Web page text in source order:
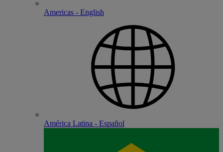
Americas - English
América Latina - Español